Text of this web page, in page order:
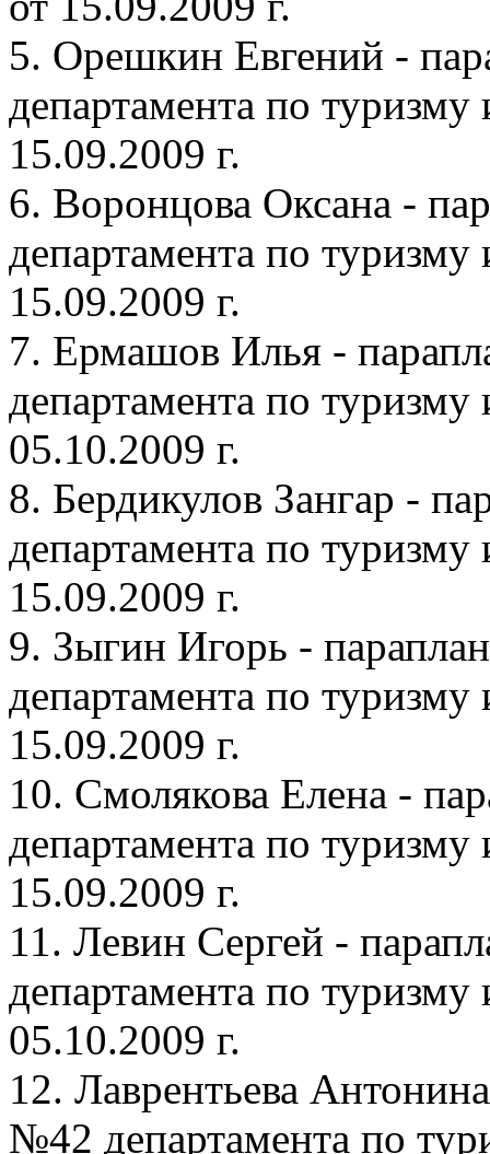
5. Орешкин Евгений -
департамента по
15.09.2009 г.
6. Воронцова Оксана -
департамента по
15.09.2009 г.
7. Ермашов Илья -
департамента по
05.10.2009 г.
8. Бердикулов Зангар -
департамента по
15.09.2009 г.
9. Зыгин Игорь -
департамента по
15.09.2009 г.
10. Смолякова Елена -
департамента по
15.09.2009 г.
11. Левин Сергей -
департамента по
05.10.2009 г.
12. Лаврентьева
№42 департамента по